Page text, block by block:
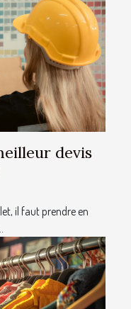
devis
il faut prendre en